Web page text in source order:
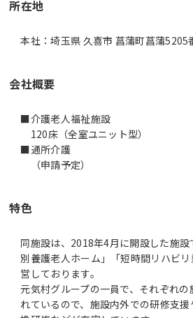
所在地
本社：埼玉県 久喜市 菖蒲町菖蒲5205
会社概要
■介護老人福祉施設
120床（全室ユニット型）
■通所介護
（申請予定）
特色
同施設は、2018年4月に開設した施
別養護老人ホーム」「短時間リハビ
営しております。
元気村グループの一員で、それぞれ
れているので、施設内外での研修支